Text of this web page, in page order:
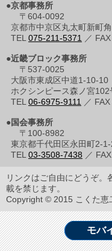
●京都事務所
〒604-0092
京都市中京区丸太町新町
TEL075-211-5371 ／
●近畿ブロック事務所
〒537-0025
大阪市東成区中道1-10-10
ホクシンピース森ノ宮102
TEL06-6975-9111 ／
●国会事務所
〒100-8982
東京都千代田区永田町2-
TEL03-3508-7438 ／
リンクはご自由にどうぞ
載を禁じます。
Copyright © 2015 こくた恵
モバ